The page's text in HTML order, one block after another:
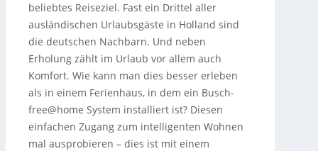
beliebtes Reiseziel. Fast ein Drittel aller
ausländischen Urlaubsgäste in Holland sind
die deutschen Nachbarn. Und neben
Erholung zählt im Urlaub vor allem auch
Komfort. Wie kann man dies besser erleben
als in einem Ferienhaus, in dem ein Busch-
free@home System installiert ist? Diesen
einfachen Zugang zum intelligenten Wohnen
mal ausprobieren – dies ist mit einem